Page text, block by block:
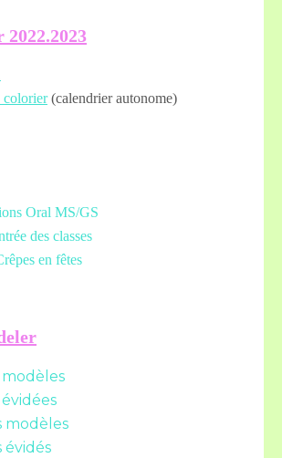
colorier(calendrier autonome)
Oral MS/GS
des classes
en fêtes
modèles
évidés